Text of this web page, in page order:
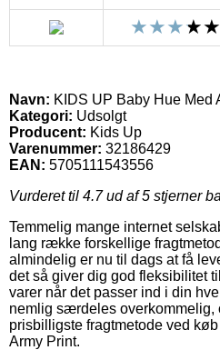
Navn: KIDS UP Baby Hue Med
Kategori: Udsolgt
Producent: Kids Up
Varenummer: 32186429
EAN: 5705111543556
Vurderet til 4.7ud af 5 stjerner
Temmelig mange internet
lang række forskellige
almindelig er nu til dags at få
det så giver dig god fleksibilitet
varer når det passer ind i din
nemlig særdeles overkommelig,
prisbilligste fragtmetode ved
Army Print.